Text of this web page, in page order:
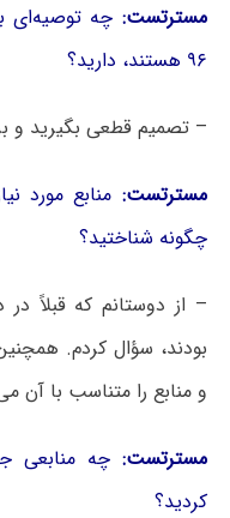
مسترتست: چه توصیه‌ای
۹۶ هستند، دارید؟
– تصمیم قطعی بگیرید و
مسترتست: منابع مورد
چگونه شناختید؟
– از دوستانم که قبلاً
بودند، سؤال کردم.
و منابع را متناسب با آن
مسترتست: چه منابعی
کردید؟